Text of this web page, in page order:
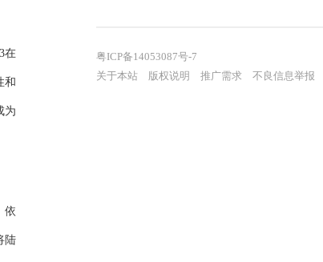
在
和
为
依
陆
粤ICP备14053087号-7
关于本站
版权说明 推广需求 不良信息举报